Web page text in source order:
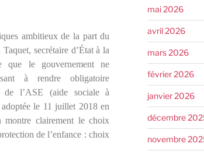
ambitieux de la part du
secrétaire d’État à la
que le gouvernement ne
à rendre obligatoire
de l’ASE (aide sociale à
le 11 juillet 2018 en
montre clairement le choix
de l’enfance : choix
mai 2026
avril 2026
mars 2026
février 2026
janvier 2026
décembre
novembre